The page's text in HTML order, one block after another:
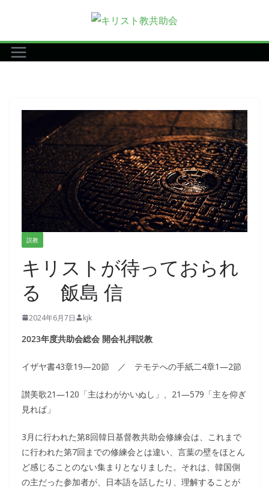
テ
ン
説教
キリストが待っておられ
る 飯島 信
2024年6月7日 kjk
2023年度共助会総会 開会礼拝説教
イザヤ書43章19―20節 ／ テモテへの手紙二4章1―2節
讃美歌21―120「主はわがかいぬし」、21―579「主を仰ぎ
見れば」
3月に行われた第8回韓日基督教共助会修練会は、これまで
に行われた第7回までの修練会とは違い、言葉の壁をほとん
ど感じることのない集まりとなりました。それは、韓国側
の主だった参加者が、日本語を話したり、理解することが